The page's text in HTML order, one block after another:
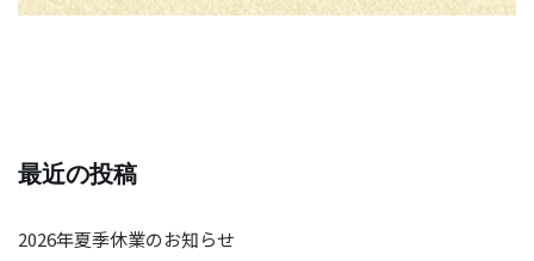
最近の投稿
2026年夏季休業のお知らせ